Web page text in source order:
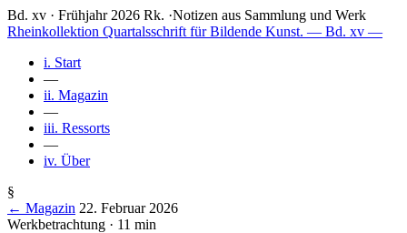
Bd. xv · Frühjahr 2026 Rk. ·Notizen aus Sammlung und Werk
Rheinkollektion Quartalsschrift für Bildende Kunst. — Bd. xv —
i. Start
—
ii. Magazin
—
iii. Ressorts
—
iv. Über
§
← Magazin 22. Februar 2026
Werkbetrachtung · 11 min